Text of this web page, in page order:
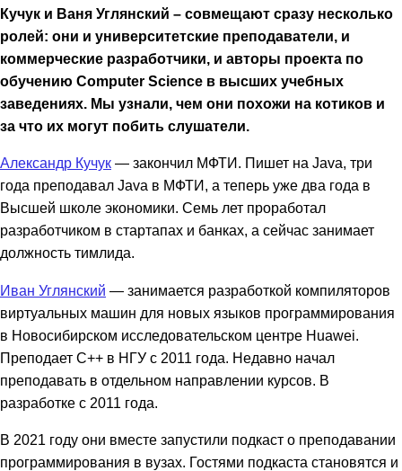
Кучук и Ваня Углянский – совмещают сразу несколько
ролей: они и университетские преподаватели, и
коммерческие разработчики, и авторы проекта по
обучению Computer Science в высших учебных
заведениях. Мы узнали, чем они похожи на котиков и
за что их могут побить слушатели.
Александр Кучук — закончил МФТИ. Пишет на Java, три
года преподавал Java в МФТИ, а теперь уже два года в
Высшей школе экономики. Семь лет проработал
разработчиком в стартапах и банках, а сейчас занимает
должность тимлида.
Иван Углянский — занимается разработкой компиляторов
виртуальных машин для новых языков программирования
в Новосибирском исследовательском центре Huawei.
Преподает С++ в НГУ с 2011 года. Недавно начал
преподавать в отдельном направлении курсов. В
разработке с 2011 года.
В 2021 году они вместе запустили подкаст о преподавании
программирования в вузах. Гостями подкаста становятся и